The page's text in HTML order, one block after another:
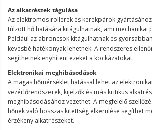
Az alkatrészek tágulása
Az elektromos rollerek és kerékpárok
túlzott hő hatására kitágulhatnak, ami mechanikai
Például az abroncsok kitágulhatnak és
kevésbé hatékonyak lehetnek. A rendszeres
segíthetnek enyhíteni ezeket a kockázatokat.
Elektronikai meghibásodások
A magas hőmérséklet hatással lehet az
vezérlőrendszerek, kijelzők és más kritikus
meghibásodásához vezethet. A megfelelő
hőnek való hosszas kitettség elkerülése segíthet
érzékeny alkatrészeket.